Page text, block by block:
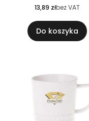
13,89 złbez VAT
Do koszyka